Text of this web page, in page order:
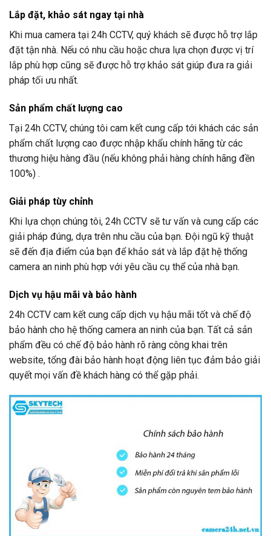
Lắp đặt, khảo sát ngay tại nhà
Khi mua camera tại 24h CCTV, quý khách sẽ được hỗ trợ lắp
đặt tận nhà. Nếu có nhu cầu hoặc chưa lựa chọn được vị trí
lắp phù hợp cũng sẽ được hỗ trợ khảo sát giúp đưa ra giải
pháp tối ưu nhất.
Sản phẩm chất lượng cao
Tại 24h CCTV, chúng tôi cam kết cung cấp tới khách các sản
phẩm chất lượng cao được nhập khẩu chính hãng từ các
thương hiệu hàng đầu (nếu không phải hàng chính hãng đền
100%) .
Giải pháp tùy chỉnh
Khi lựa chọn chúng tôi, 24h CCTV sẽ tư vấn và cung cấp các
giải pháp đúng, dựa trên nhu cầu của bạn. Đội ngũ kỹ thuật
sẽ đến địa điểm của bạn để khảo sát và lắp đặt hệ thống
camera an ninh phù hợp với yêu cầu cụ thể của nhà bạn.
Dịch vụ hậu mãi và bảo hành
24h CCTV cam kết cung cấp dịch vụ hậu mãi tốt và chế độ
bảo hành cho hệ thống camera an ninh của bạn. Tất cả sản
phẩm đều có chế độ bảo hành rõ ràng công khai trên
website, tổng đài bảo hành hoạt động liên tục đảm bảo giải
quyết mọi vấn đề khách hàng có thể gặp phải.